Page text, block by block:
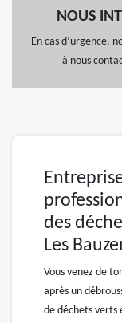
NOUS
En cas d’urgence,
à nous
des
Les
Vous venez de
après un
de déchets verts